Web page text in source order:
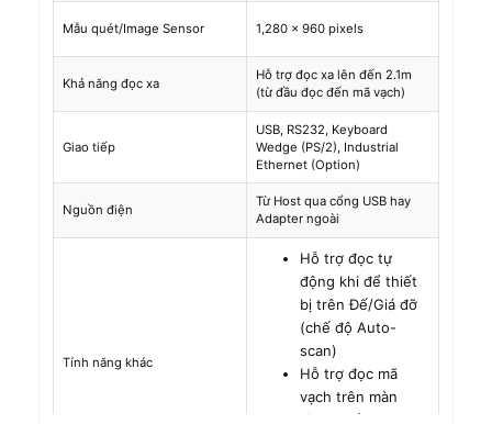
Mẫu quét/Image Sensor 1,280 x 960 pixels
Khả năng đọc xa
Hỗ trợ đọc xa lên đến 2.1m
(từ đầu đọc đến mã vạch)
Giao tiếp
USB, RS232, Keyboard
Wedge (PS/2), Industrial
Ethernet (Option)
Nguồn điện
Từ Host qua cổng USB hay
Adapter ngoài
Tính năng khác
Hỗ trợ đọc tự
động khi để thiết
bị trên Đế/Giá đỡ
(chế độ Auto-
scan)
Hỗ trợ đọc mã
vạch trên màn
hình thiết bị di